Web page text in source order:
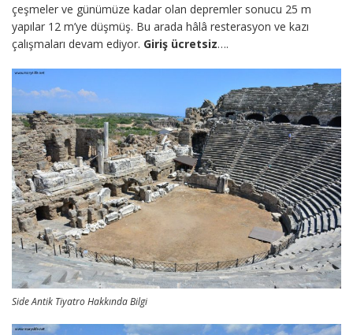
çeşmeler ve günümüze kadar olan depremler sonucu 25 m
yapılar 12 m’ye düşmüş. Bu arada hâlâ resterasyon ve kazı
çalışmaları devam ediyor. Giriş ücretsiz….
Side Antik Tiyatro Hakkında Bilgi